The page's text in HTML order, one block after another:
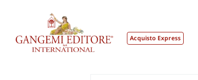
Acquisto Express